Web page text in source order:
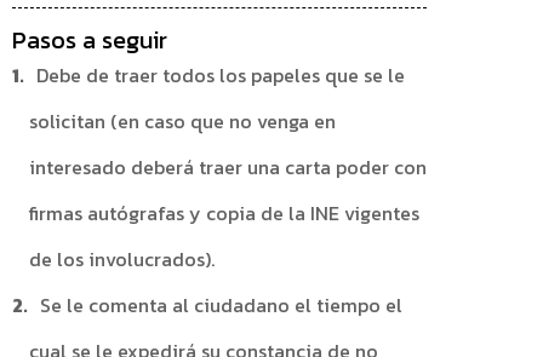
Pasos a seguir
Debe de traer todos los papeles que se le
solicitan (en caso que no venga en
interesado deberá traer una carta poder con
firmas autógrafas y copia de la INE vigentes
de los involucrados).
Se le comenta al ciudadano el tiempo el
cual se le expedirá su constancia de no